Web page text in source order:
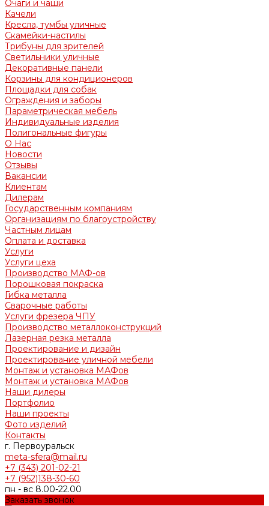
Очаги и чаши
Качели
Кресла, тумбы уличные
Скамейки-настилы
Трибуны для зрителей
Светильники уличные
Декоративные панели
Корзины для кондиционеров
Площадки для собак
Ограждения и заборы
Параметрическая мебель
Индивидуальные изделия
Полигональные фигуры
О Нас
Новости
Отзывы
Вакансии
Клиентам
Дилерам
Государственным компаниям
Организациям по благоустройству
Частным лицам
Оплата и доставка
Услуги
Услуги цеха
Производство МАФ-ов
Порошковая покраска
Гибка металла
Сварочные работы
Услуги фрезера ЧПУ
Производство металлоконструкций
Лазерная резка металла
Проектирование и дизайн
Проектирование уличной мебели
Монтаж и установка МАФов
Монтаж и установка МАФов
Наши дилеры
Портфолио
Наши проекты
Фото изделий
Контакты
г. Первоуральск
meta-sfera@mail.ru
+7 (343) 201-02-21
+7 (952)138-30-60
пн - вс 8.00-22.00
Заказать звонок